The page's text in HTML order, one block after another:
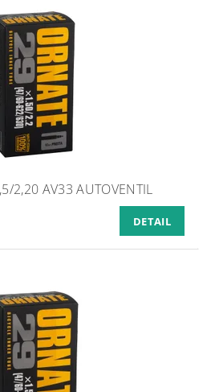
2,20 AV33 AUTOVENTIL
DETAIL